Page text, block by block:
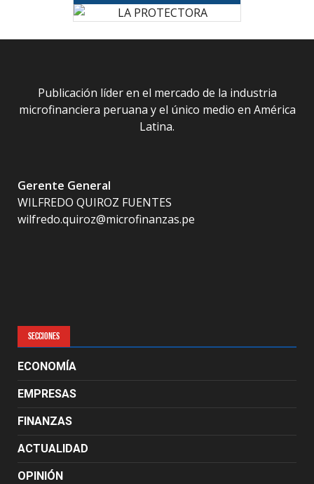
Publicación líder en el mercado de la industria
microfinanciera peruana y el único medio en América
Latina.
Gerente General
WILFREDO QUIROZ FUENTES
wilfredo.quiroz@microfinanzas.pe
SECCIONES
ECONOMÍA
EMPRESAS
FINANZAS
ACTUALIDAD
OPINIÓN